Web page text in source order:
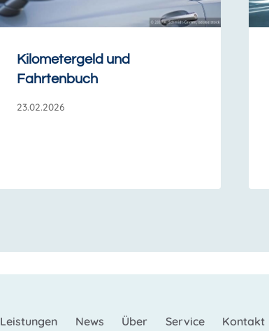
Kilometergeld und
Fahrtenbuch
23.02.2026
Leistungen News Über Service Kontakt